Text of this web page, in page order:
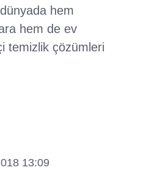
hem
hem de ev
temizlik çözümleri
13:09